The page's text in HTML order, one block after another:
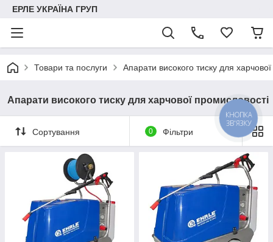
ЕРЛЕ УКРАЇНА ГРУП
Товари та послуги Апарати високого тиску для
Апарати високого тиску для харчової промисловості
Сортування 0 Фільтри
КНОПКА
ЗВ'ЯЗКУ